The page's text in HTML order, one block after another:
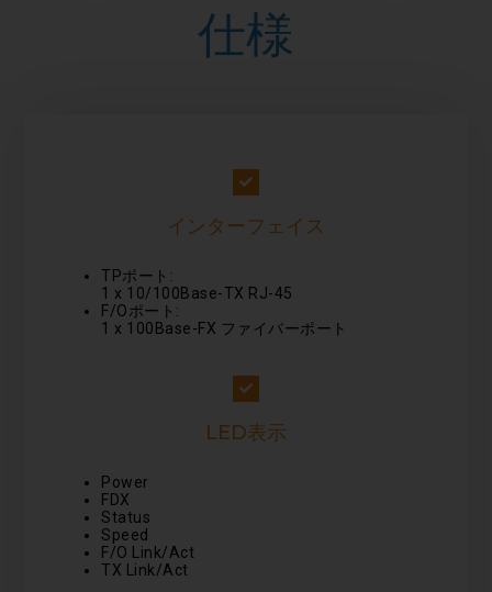
仕様
インターフェイス
TPポート:
1 x 10/100Base-TX RJ-45
F/Oポート:
1 x 100Base-FX ファイバーポート
LED表示
Power
FDX
Status
Speed
F/O Link/Act
TX Link/Act